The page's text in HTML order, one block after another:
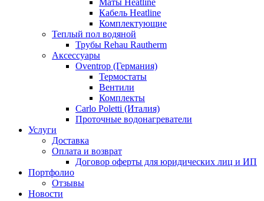
Маты Heatline
Кабель Heatline
Комплектующие
Теплый пол водяной
Трубы Rehau Rautherm
Аксессуары
Oventrop (Германия)
Термостаты
Вентили
Комплекты
Carlo Poletti (Италия)
Проточные водонагреватели
Услуги
Доставка
Оплата и возврат
Договор оферты для юридических лиц и ИП
Портфолио
Отзывы
Новости